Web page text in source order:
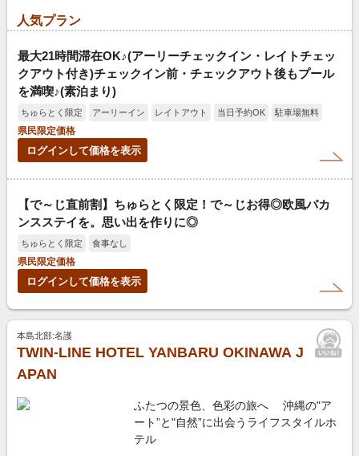
人気プラン
最大21時間滞在OK♪(アーリーチェックイン・レイトチェッ
クアウト付き)チェックイン前・チェックアウト後もプール
を満喫♪(素泊まり)
ちゅらとく限定 アーリーイン レイトアウト 当日予約OK
駐車場無料
県民限定価格
ログインして価格を表示
【で～じ直前割】ちゅらとく限定！で～じお得◎欧風バカ
ンスステイを。思い出を作りに◎
ちゅらとく限定
食事なし
県民限定価格
ログインして価格を表示
本島北部:名護
TWIN-LINE HOTEL YANBARU OKINAWA J
APAN
ふたつの景色、色彩の旅へ 沖縄の"ア
ート”と"自然”に出会うライフスタイルホ
テル